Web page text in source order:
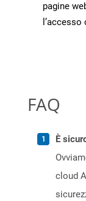
pagine
FAQ
È
cloud